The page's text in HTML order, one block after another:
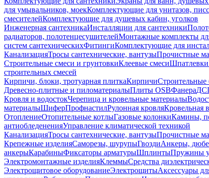
для умывальников, моекКомплектующие для унитазов,
смесителейКомплектующие для душевых кабин, уголков
Инженерная сантехникаИнсталляции для сантехники
радиаторов, полотенцесушителейМонтажные комплекты
систем сантехническихФитингиКомплектующие для
КанализацияТросы сантехнические, вантузыПрочистные
Строительные смеси и грунтовкиКлеевые смесиШпатлевки
строительных смесей
Кирпичи, блоки, тротуарная плиткаКирпичиСтроительные
Древесно-плитные и пиломатериалыПлиты OSBФанера
Кровля и водостокЧерепица и кровельные материалы
материалыШиферПрофнастилРулонная кровляКровельная
ОтоплениеОтопительные котлыГазовые колонкиКамины,
антиобледененияУправление климатической техникой
КанализацияТросы сантехнические, вантузыПрочистные
Крепежные изделияСаморезы, шурупыГвоздиАнкеры,
анкерыКарабиныФиксаторы арматурыШплинтыПружины
Электромонтажные изделияКлеммыСредства
Электрощитовое оборудованиеЭлектрощитыАксессуары